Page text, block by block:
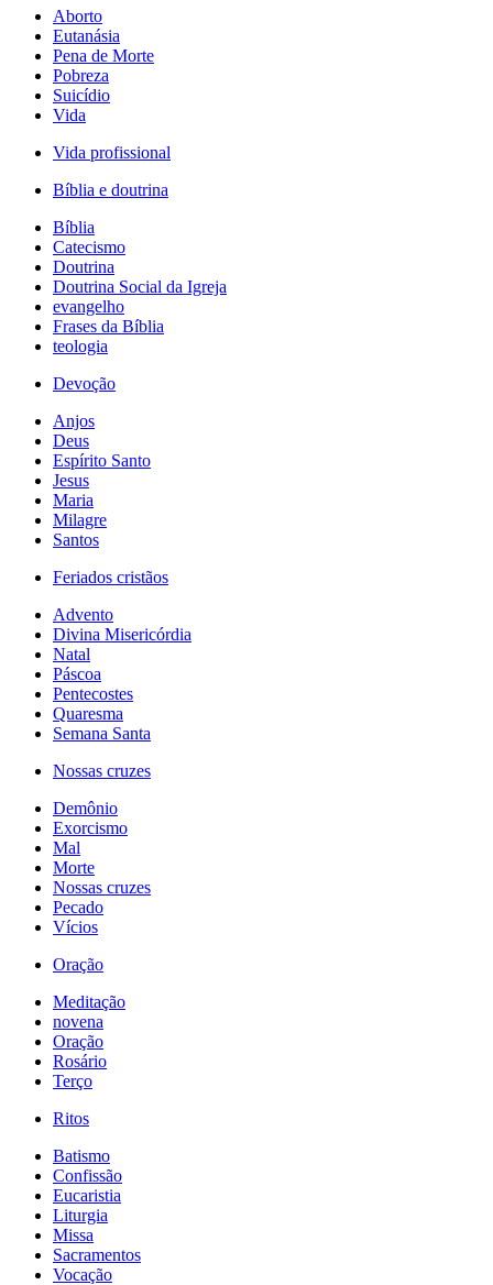
Aborto
Eutanásia
Pena de Morte
Pobreza
Suicídio
Vida
Vida profissional
Bíblia e doutrina
Bíblia
Catecismo
Doutrina
Doutrina Social da Igreja
evangelho
Frases da Bíblia
teologia
Devoção
Anjos
Deus
Espírito Santo
Jesus
Maria
Milagre
Santos
Feriados cristãos
Advento
Divina Misericórdia
Natal
Páscoa
Pentecostes
Quaresma
Semana Santa
Nossas cruzes
Demônio
Exorcismo
Mal
Morte
Nossas cruzes
Pecado
Vícios
Oração
Meditação
novena
Oração
Rosário
Terço
Ritos
Batismo
Confissão
Eucaristia
Liturgia
Missa
Sacramentos
Vocação